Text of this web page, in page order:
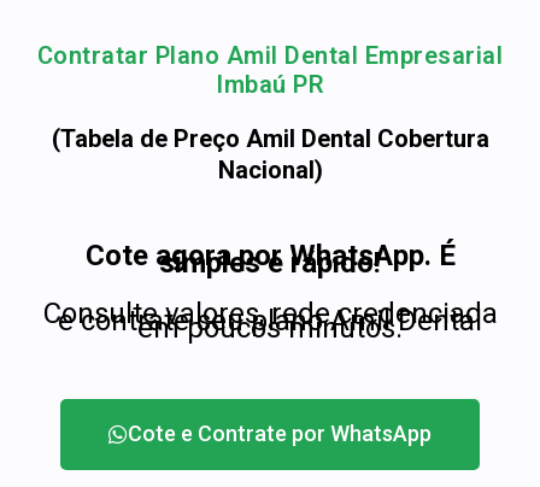
Contratar Plano Amil Dental Empresarial
Imbaú PR
(Tabela de Preço Amil Dental Cobertura
Nacional)
Cote agora por WhatsApp. É
simples e rápido!
Consulte valores, rede credenciada
e contrate seu plano Amil Dental
em poucos minutos.
Cote e Contrate por WhatsApp